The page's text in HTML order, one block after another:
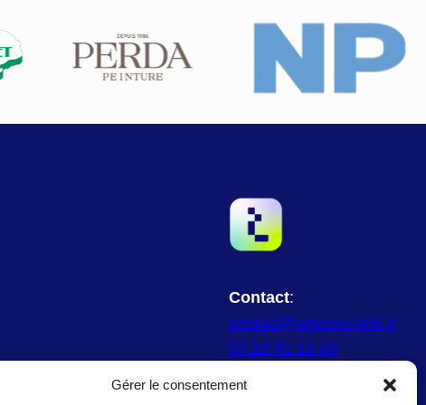
Gérer le consentement
Contact:
contact@agence-telo.fr
04 22 91 15 66